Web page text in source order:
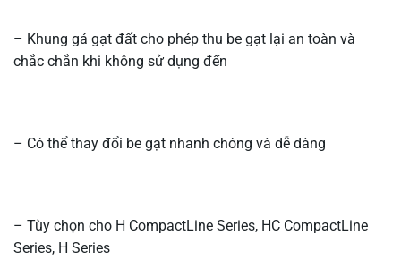
– Khung gá gạt đất cho phép thu be gạt lại an toàn và
chắc chắn khi không sử dụng đến
– Có thể thay đổi be gạt nhanh chóng và dễ dàng
– Tùy chọn cho H CompactLine Series, HC CompactLine
Series, H Series